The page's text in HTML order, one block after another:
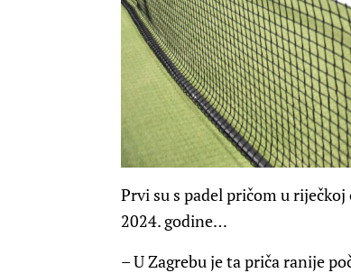
Prvi su s padel pričom u
2024. godine…
– U Zagrebu je ta priča ranije